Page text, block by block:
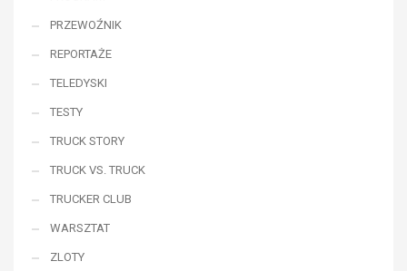
PRZEWOŹNIK
REPORTAŻE
TELEDYSKI
TESTY
TRUCK STORY
TRUCK VS. TRUCK
TRUCKER CLUB
WARSZTAT
ZLOTY